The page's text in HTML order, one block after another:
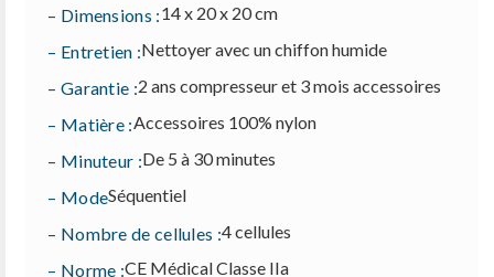
– Dimensions :14 x 20 x 20 cm
– Entretien :Nettoyer avec un chiffon humide
– Garantie :2 ans compresseur et 3 mois accessoires
– Matière :Accessoires 100% nylon
– Minuteur :De 5 à 30 minutes
– ModeSéquentiel
– Nombre de cellules :4 cellules
– Norme :CE Médical Classe IIa